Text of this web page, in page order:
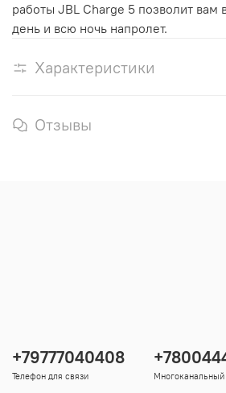
работы JBL Charge 5 позволит вам
день и всю ночь напролет.
Характеристики
Отзывы
+79777040408
Телефон для связи Многоканальный